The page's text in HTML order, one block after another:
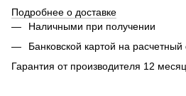
Подробнее о доставке
Наличными при получении
Банковской картой на расчетный
Гарантия от производителя 12